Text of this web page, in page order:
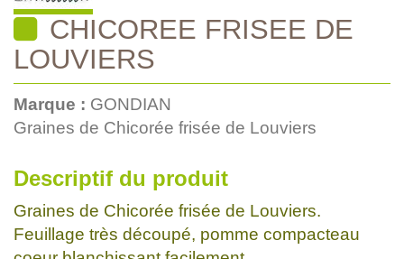
CHICOREE FRISEE DE
LOUVIERS
Marque : GONDIAN
Graines de Chicorée frisée de Louviers
Descriptif du produit
Graines de Chicorée frisée de Louviers.
Feuillage très découpé, pomme compacteau